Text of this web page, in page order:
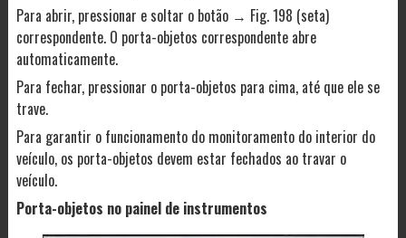
Para abrir, pressionar e soltar o botão → Fig. 198 (seta)
correspondente. O porta-objetos correspondente abre
automaticamente.
Para fechar, pressionar o porta-objetos para cima, até que ele se
trave.
Para garantir o funcionamento do monitoramento do interior do
veículo, os porta-objetos devem estar fechados ao travar o
veículo.
Porta-objetos no painel de instrumentos